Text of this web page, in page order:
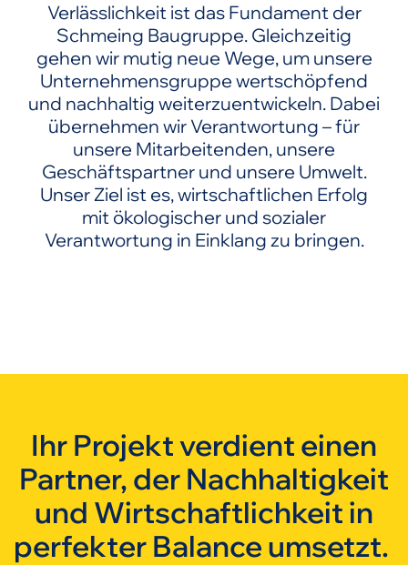
Verlässlichkeit ist das Fundament der
Schmeing Baugruppe. Gleichzeitig
gehen wir mutig neue Wege, um unsere
Unternehmensgruppe wertschöpfend
und nachhaltig weiterzuentwickeln. Dabei
übernehmen wir Verantwortung – für
unsere Mitarbeitenden, unsere
Geschäftspartner und unsere Umwelt.
Unser Ziel ist es, wirtschaftlichen Erfolg
mit ökologischer und sozialer
Verantwortung in Einklang zu bringen.
Ihr Projekt verdient einen
Partner, der Nachhaltigkeit
und Wirtschaftlichkeit in
perfekter Balance umsetzt.